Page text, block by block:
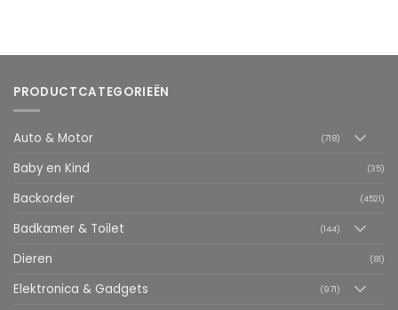
PRODUCTCATEGORIEËN
Auto & Motor (718)
Baby en Kind (35)
Backorder (4521)
Badkamer & Toilet (144)
Dieren (81)
Elektronica & Gadgets (971)